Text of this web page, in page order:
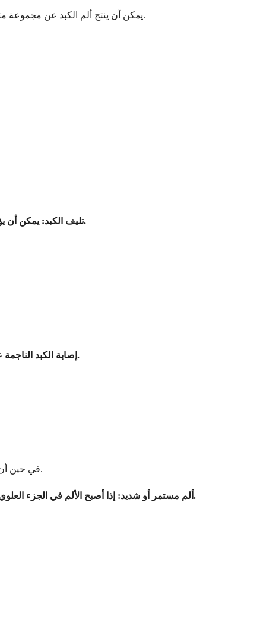
يمكن أن ينتج ألم الكبد عن مجموعة متنوعة من الحالات التي تؤثر على الكبد نفسه أو الهياكل المحيطة. إن فهم هذه الأسباب هو مفتاح تحديد المشكلة الكامنة وطلب العلاج المناسب.
3. تليف الكبد:يمكن أن يؤدي التندب التدريجي لأنسجة الكبد، غالبًا بسبب تعاطي الكحول المزمن أو التهاب الكبد على المدى الطويل، إلى الألم مع تدهور وظائف الكبد.
8. إصابة الكبد يمكن أن يؤدي الإفراط في استخدام أو ردود الفعل السلبية للأدوية، بما في ذلك الأسيتامينوفين، إلى تلف الكبد والتسبب في الألم.
في حين أن ألم الكبد قد ينتج أحيانًا عن حالات طفيفة أو مؤقتة، إلا أن بعض العلامات والأعراض تستدعي عناية طبية فورية لمنع حدوث مضاعفات خطيرة.
1. ألم مستمر أو شديد: إذا أصبح الألم في الجزء العلوي الأيمن من البطن شديدًا، أو لم يختفِ، أو ساء مع مرور الوقت، فقد يشير ذلك إلى مشكلة كامنة خطيرة مثل العدوى، أو الورم، أو تلف الكبد.